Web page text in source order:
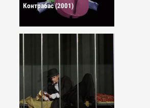
Контрабас (2001)